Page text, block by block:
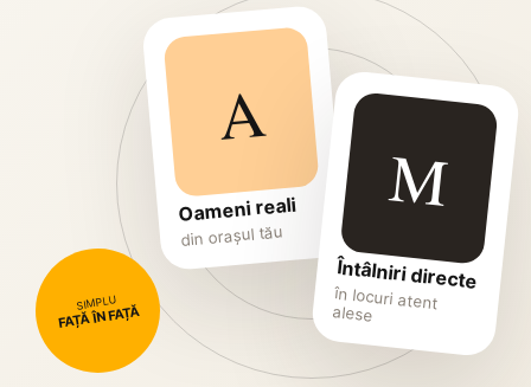
A
Oameni reali
din orașul tău
M
Întâlniri directe
în locuri atent
alese
SIMPLU
FAȚĂ ÎN FAȚĂ